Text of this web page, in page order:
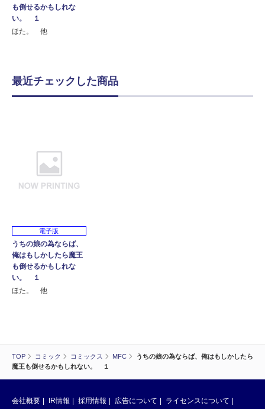
TOP コミック コミックス MFC
うちの娘の為ならば、俺はもしかしたら
魔王も倒せるかもしれない。 １
も倒せるかもしれな
い。 １
ほた。 他
最近チェックした商品
電子版
うちの娘の為ならば、
俺はもしかしたら魔王
も倒せるかもしれな
い。 １
ほた。 他
会社概要 IR情報 採用情報 広告について
ライセンスについて